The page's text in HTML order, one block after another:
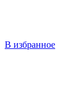
В избранное